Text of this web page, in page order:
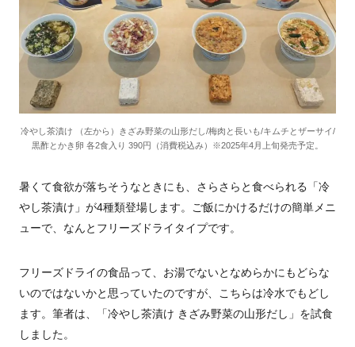
冷やし茶漬け （左から）きざみ野菜の山形だし/梅肉と長いも/キムチとザーサイ/
黒酢とかき卵 各2食入り 390円（消費税込み）※2025年4月上旬発売予定。
暑くて食欲が落ちそうなときにも、さらさらと食べられる「冷
やし茶漬け」が4種類登場します。ご飯にかけるだけの簡単メニ
ューで、なんとフリーズドライタイプです。
フリーズドライの食品って、お湯でないとなめらかにもどらな
いのではないかと思っていたのですが、こちらは冷水でもどし
ます。筆者は、「冷やし茶漬け きざみ野菜の山形だし」を試食
しました。